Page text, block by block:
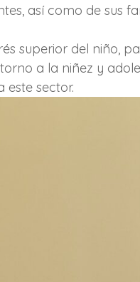
así como de sus
superior del niño,
a la niñez y
sector.